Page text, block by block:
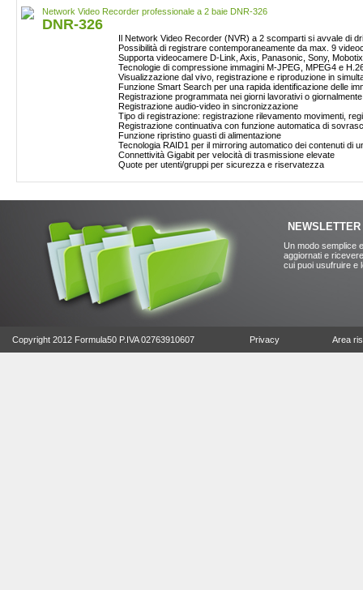
Network Video Recorder professionale a 2 baie DNR-326
DNR-326
Il Network Video Recorder (NVR) a 2 scomparti si avvale di
Possibilità di registrare contemporaneamente da max. 9
Supporta videocamere D-Link, Axis, Panasonic, Sony, Mobotix
Tecnologie di compressione immagini M-JPEG, MPEG4 e
Visualizzazione dal vivo, registrazione e riproduzione in
Funzione Smart Search per una rapida identificazione delle
Registrazione programmata nei giorni lavorativi o giornalmente
Registrazione audio-video in sincronizzazione
Tipo di registrazione: registrazione rilevamento movimenti,
Registrazione continuativa con funzione automatica di
Funzione ripristino guasti di alimentazione
Tecnologia RAID1 per il mirroring automatico dei contenuti di
Connettività Gigabit per velocità di trasmissione elevate
Quote per utenti/gruppi per sicurezza e riservatezza
NEWSLETTER
Un modo semplice
aggiornati e
cui puoi usufruire e
Copyright 2012 Formula50 P.IVA 02763910607 Privacy Area